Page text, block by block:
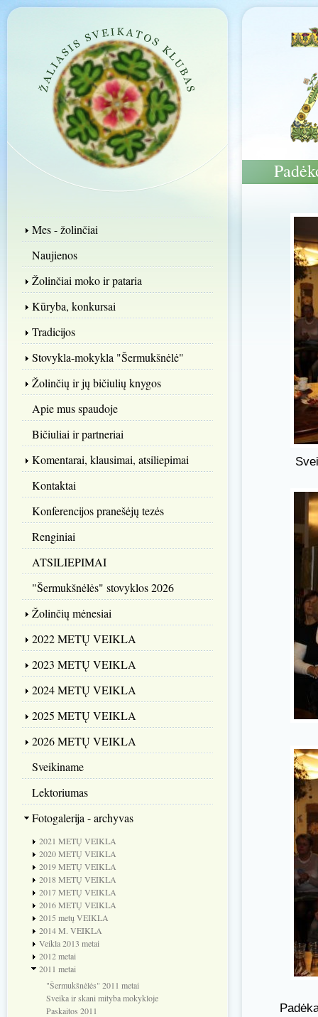
Mes - žolinčiai
Naujienos
Žolinčiai moko ir pataria
Kūryba, konkursai
Tradicijos
Stovykla-mokykla "Šermukšnėlė"
Žolinčių ir jų bičiulių knygos
Apie mus spaudoje
Bičiuliai ir partneriai
Komentarai, klausimai, atsiliepimai
Kontaktai
Konferencijos pranešėjų tezės
Renginiai
ATSILIEPIMAI
"Šermukšnėlės" stovyklos 2026
Žolinčių mėnesiai
2022 METŲ VEIKLA
2023 METŲ VEIKLA
2024 METŲ VEIKLA
2025 METŲ VEIKLA
2026 METŲ VEIKLA
Sveikiname
Lektoriumas
Fotogalerija - archyvas
2021 METŲ VEIKLA
2020 METŲ VEIKLA
2019 METŲ VEIKLA
2018 METŲ VEIKLA
2017 METŲ VEIKLA
2016 METŲ VEIKLA
2015 metų VEIKLA
2014 M. VEIKLA
Veikla 2013 metai
2012 metai
2011 metai
"Šermukšnėlės" 2011 metai
Sveika ir skani mityba mokykloje
Paskaitos 2011